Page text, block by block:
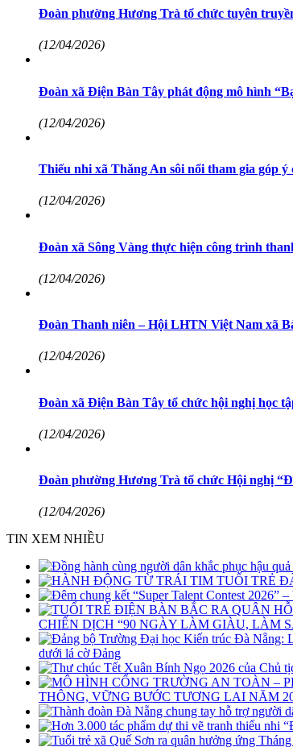
Đoàn phường Hương Trà tổ chức tuyên
(12/04/2026)
Đoàn xã Điện Bàn Tây phát động mô hình
(12/04/2026)
Thiếu nhi xã Thăng An sôi nổi tham gia góp ý
(12/04/2026)
Đoàn xã Sông Vàng thực hiện công trình
(12/04/2026)
Đoàn Thanh niên – Hội LHTN Việt Nam xã
(12/04/2026)
Đoàn xã Điện Bàn Tây tổ chức hội nghị học
(12/04/2026)
Đoàn phường Hương Trà tổ chức Hội nghị
(12/04/2026)
TIN XEM NHIỀU
CHIẾN DỊCH “90 NGÀY LÀM GIÀU, LÀM
dưới lá cờ Đảng
THÔNG, VỮNG BƯỚC TƯƠNG LAI NĂM